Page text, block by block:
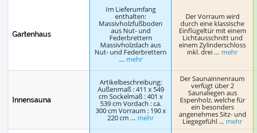
Gartenhaus
Im Lieferumfang
enthalten:
Massivholzfußboden
aus Nut- und
Federbrettern
Massivholzdach aus
Nut- und Federbrettern
… mehr
Der Vorraum wird
durch eine klassische
Einflügeltür mit einem
Lichtausschnitt und
einem Zylinderschloss
inkl. drei … mehr
Innensauna
Artikelbeschreibung:
Außenmaß : 411 x 549
cm Sockelmaß : 401 x
539 cm Vordach : ca.
300 cm Vorraum : 190 x
220 cm … mehr
Der Saunainnenraum
verfügt über 2
Saunaliegen aus
Espenholz, welche für
ein besonders
angenehmes Sitz- und
Liegegefühl … mehr